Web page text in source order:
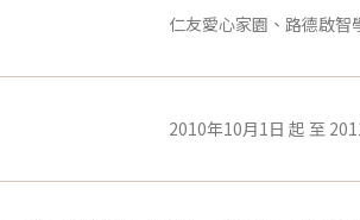
仁友愛心家園、路德啟
2010年10月1日 起 至